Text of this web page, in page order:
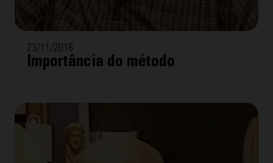
23/11/2018
Importância do método